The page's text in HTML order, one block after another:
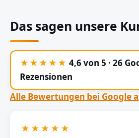
Das sagen unsere
★★★★★ 4,6 von 5 · 26
Rezensionen
Alle Bewertungen bei Google
★★★★★